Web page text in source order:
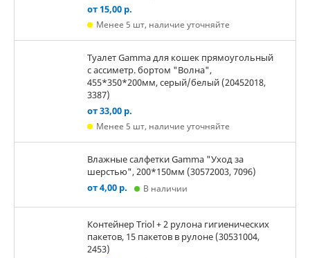
от 15,00 р.
Менее 5 шт, наличие уточняйте
Туалет Gamma для кошек прямоугольный
с ассиметр. бортом "Волна",
455*350*200мм, серый/белый (20452018,
3387)
от 33,00 р.
Менее 5 шт, наличие уточняйте
Влажные салфетки Gamma "Уход за
шерстью", 200*150мм (30572003, 7096)
от 4,00 р.
В наличии
Контейнер Triol + 2 рулона гигиенических
пакетов, 15 пакетов в рулоне (30531004,
2453)